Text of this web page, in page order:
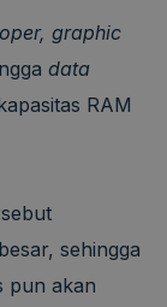
graphic
data
RAM
sehingga
pun akan